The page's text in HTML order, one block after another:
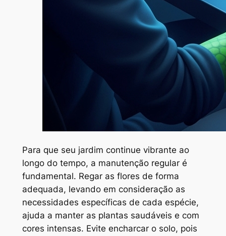
Para que seu jardim continue vibrante ao
longo do tempo, a manutenção regular é
fundamental. Regar as flores de forma
adequada, levando em consideração as
necessidades específicas de cada espécie,
ajuda a manter as plantas saudáveis e com
cores intensas. Evite encharcar o solo, pois